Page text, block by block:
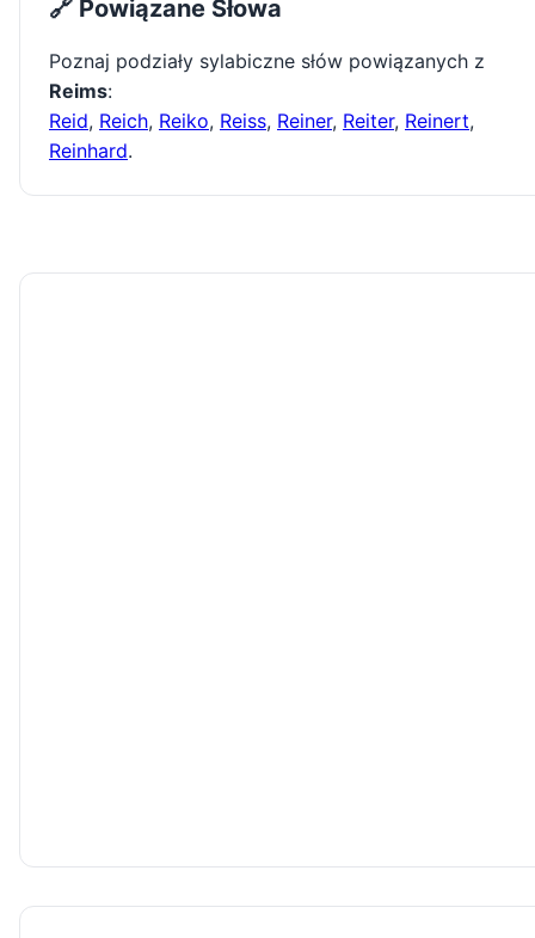
🔗 Powiązane Słowa
Poznaj podziały sylabiczne słów powiązanych z
Reims:
Reid, Reich, Reiko, Reiss, Reiner, Reiter, Reinert,
Reinhard.